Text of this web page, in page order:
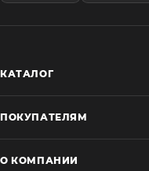
КАТАЛОГ
ПОКУПАТЕЛЯМ
О КОМПАНИИ